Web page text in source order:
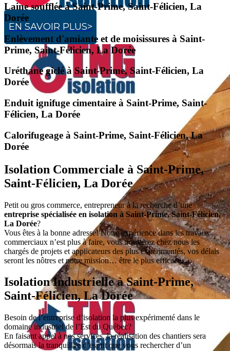
EN SAVOIR PLUS>
Laine soufflée à Saint-Prime, Saint-Félicien, La
Dorée
Enlèvement d'amiante et de moisissures à Saint-
Prime, Saint-Félicien, La Dorée
Uréthane giclé à Saint-Prime, Saint-Félicien, La
Dorée
Enduit ignifuge cimentaire à Saint-Prime, Saint-
Félicien, La Dorée
Calorifugeage à Saint-Prime, Saint-Félicien, La
Dorée
Isolation Commerciale à Saint-Prime,
Saint-Félicien, La Dorée
Petit ou gros commerce, entrepreneur à la recherche d’une
entreprise spécialisée en isolation à Saint-Prime, Saint-Félicien,
La Dorée?
Vous êtes à la bonne adresse! Notre expérience dans les travaux
commerciaux n’est plus à faire, vous trouverez chez nous les
chargés de projets et applicateurs des plus expérimentés, vos délais
seront les nôtres et notre mission… être le plus efficace.
Isolation Industrielle à Saint-Prime,
Saint-Félicien, La Dorée
Besoin de l’entreprise d’isolation la plus expérimenté dans le
domaine industriel de l’Est du Québec?
En faisant appel à nos services, la réalisation des chantiers sera
désormais la tranquillité d’esprit que vous rechercher d’un